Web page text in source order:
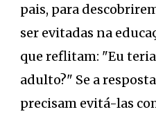
pais, para
ser evitadas na
que reflitam: "Eu
adulto?" Se a
precisam evitá-las